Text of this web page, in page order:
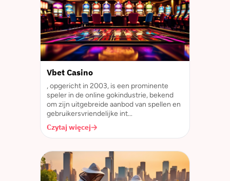
Vbet Casino
, opgericht in 2003, is een prominente
speler in de online gokindustrie, bekend
om zijn uitgebreide aanbod van spellen en
gebruikersvriendelijke int...
Czytaj więcej